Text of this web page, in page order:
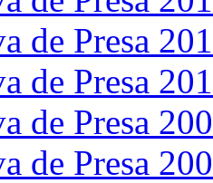
de Presa
de Presa
de Presa
de Presa